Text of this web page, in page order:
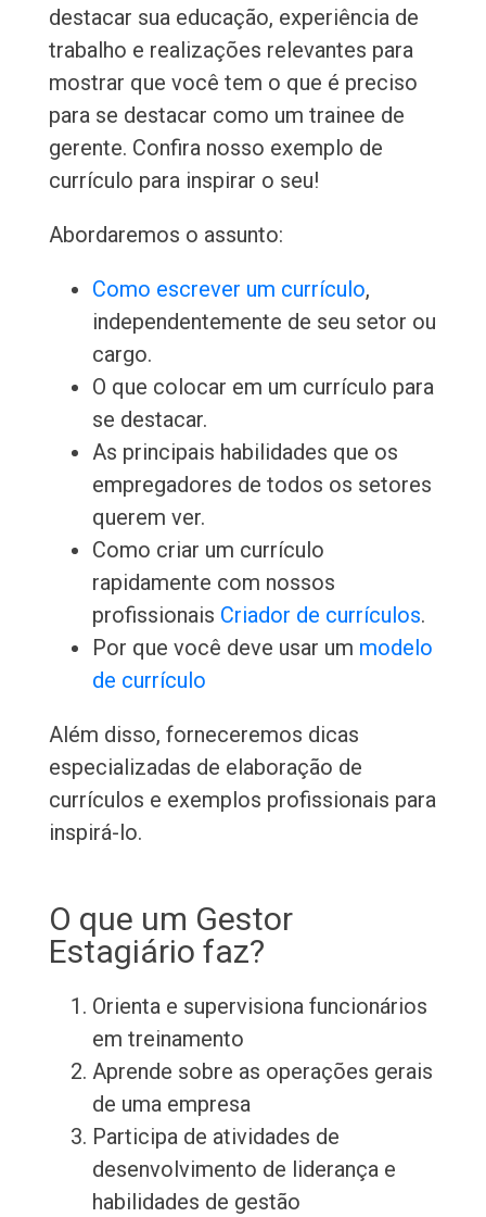
destacar sua educação, experiência de
trabalho e realizações relevantes para
mostrar que você tem o que é preciso
para se destacar como um trainee de
gerente. Confira nosso exemplo de
currículo para inspirar o seu!
Abordaremos o assunto:
Como escrever um currículo,
independentemente de seu setor ou
cargo.
O que colocar em um currículo para
se destacar.
As principais habilidades que os
empregadores de todos os setores
querem ver.
Como criar um currículo
rapidamente com nossos
profissionais Criador de currículos.
Por que você deve usar um modelo
de currículo
Além disso, forneceremos dicas
especializadas de elaboração de
currículos e exemplos profissionais para
inspirá-lo.
O que um Gestor
Estagiário faz?
Orienta e supervisiona funcionários
em treinamento
Aprende sobre as operações gerais
de uma empresa
Participa de atividades de
desenvolvimento de liderança e
habilidades de gestão